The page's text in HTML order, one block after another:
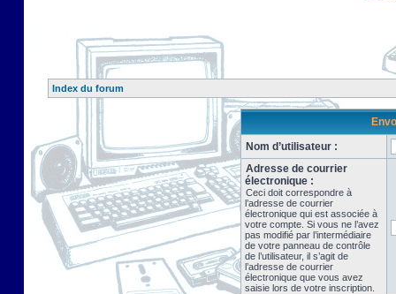
Index du forum
Nom d’utilisateur :
Adresse de courrier
électronique :
Ceci doit correspondre à
l’adresse de courrier
électronique qui est associée à
votre compte. Si vous ne l’avez
pas modifié par l’intermédiaire
de votre panneau de contrôle
de l’utilisateur, il s’agit de
l’adresse de courrier
électronique que vous avez
saisie lors de votre inscription.